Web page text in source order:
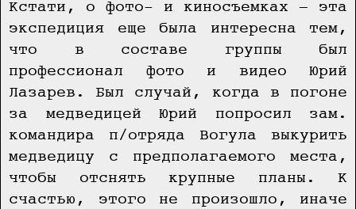
Кстати, о фото- и киносъемках — эта
экспедиция еще была интересна тем,
что в составе группы был
профессионал фото и видео Юрий
Лазарев. Был случай, когда в погоне
за медведицей Юрий попросил зам.
командира п/отряда Вогула выкурить
медведицу с предполагаемого места,
чтобы отснять крупные планы. К
счастью, этого не произошло, иначе